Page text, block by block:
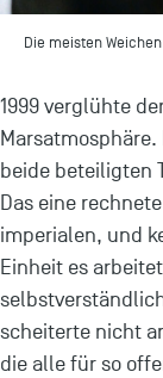
Die meisten
1999 verglühte
beide beteiligten
Das eine
imperialen, und
Einheit es
scheiterte nicht
die alle für so